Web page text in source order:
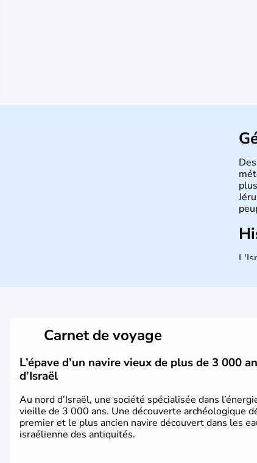
Carnet de voyage
L’épave d’un navire vieux de plus de 3 000
d’Israël
Au nord d’Israël, une société spécialisée dans
vieille de 3 000 ans. Une découverte archéologique
premier et le plus ancien navire découvert dans les
israélienne des antiquités.